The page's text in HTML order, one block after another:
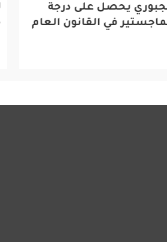
يحصل على درجة
في القانون العام